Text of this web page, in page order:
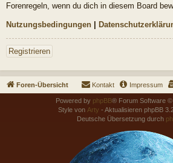
Forenregeln, wenn du dich in diesem Board
Nutzungsbedingungen |
Registrieren
Foren-Übersicht Impressum
Kontakt
Powered by phpBB® Forum Software ©
Style von Arty - Aktualisieren phpBB
Deutsche Übersetzung durch